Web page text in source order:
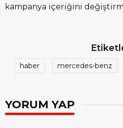
kampanya içeriğini
haber mercedes-benz
YORUM YAP